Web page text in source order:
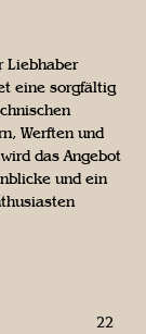
Liebhaber
eine sorgfältig
Werften und
das Angebot
und ein
22